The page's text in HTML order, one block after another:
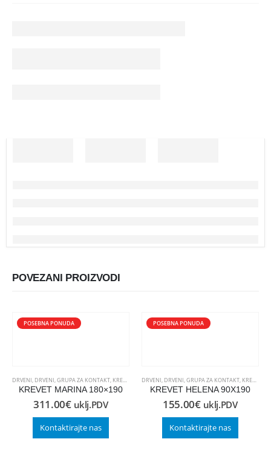
POVEZANI PROIZVODI
POSEBNA PONUDA
DRVENI, DRVENI,GRUPA ZA KONTAKT, KREVETI KREVETI,OUTLET
KREVET MARINA 180×190
311.00€ uklj.PDV
Kontaktirajte nas
POSEBNA PONUDA
DRVENI, DRVENI,GRUPA ZA KONTAKT, KREVETI
KREVET HELENA 90X190
155.00€ uklj.PDV
Kontaktirajte nas